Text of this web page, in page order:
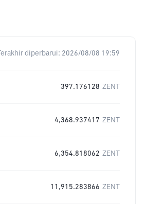
Terakhir diperbarui: 2026/08/08 19:59
397.176128 ZENT
4,368.937417 ZENT
6,354.818062 ZENT
11,915.283866 ZENT